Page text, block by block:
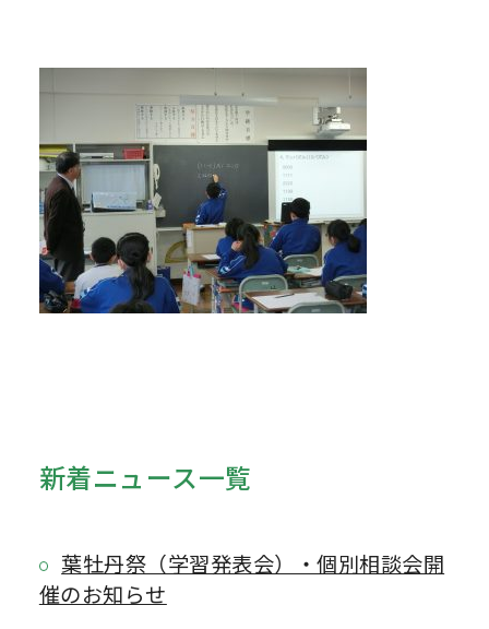
新着ニュース一覧
葉牡丹祭（学習発表会）・個別相談会開
催のお知らせ